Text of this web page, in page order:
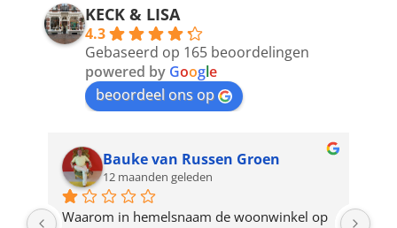
address
product
KECK & LISA
4.3
Gebaseerd op 165 beoordelingen
powered by Google
beoordeel ons op
Bauke van Russen Groen
12 maanden geleden
Waarom in hemelsnaam de woonwinkel op